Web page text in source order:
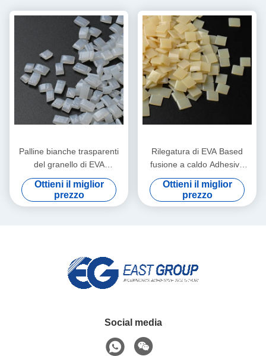
Palline bianche trasparenti
del granello di EVA
Bookbinding fusione a caldo
Adhesive
Ottieni il miglior
prezzo
Rilegatura di EVA Based
fusione a caldo Adhesive
EVA fusione a caldo colla
For del granello
Ottieni il miglior
prezzo
Social media